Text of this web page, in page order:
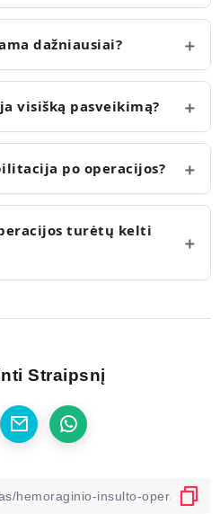
dažniausiai?
visišką pasveikimą?
po operacijos?
turėtų kelti
Straipsnį